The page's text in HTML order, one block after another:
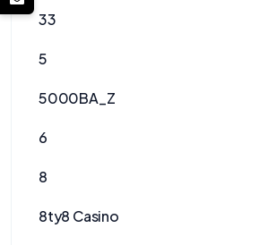
33
5
5000BA_Z
6
8
8ty8 Casino